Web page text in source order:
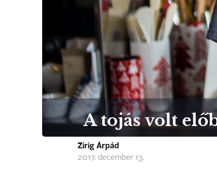
A tojás volt
Zirig Árpád
2017. december 13.